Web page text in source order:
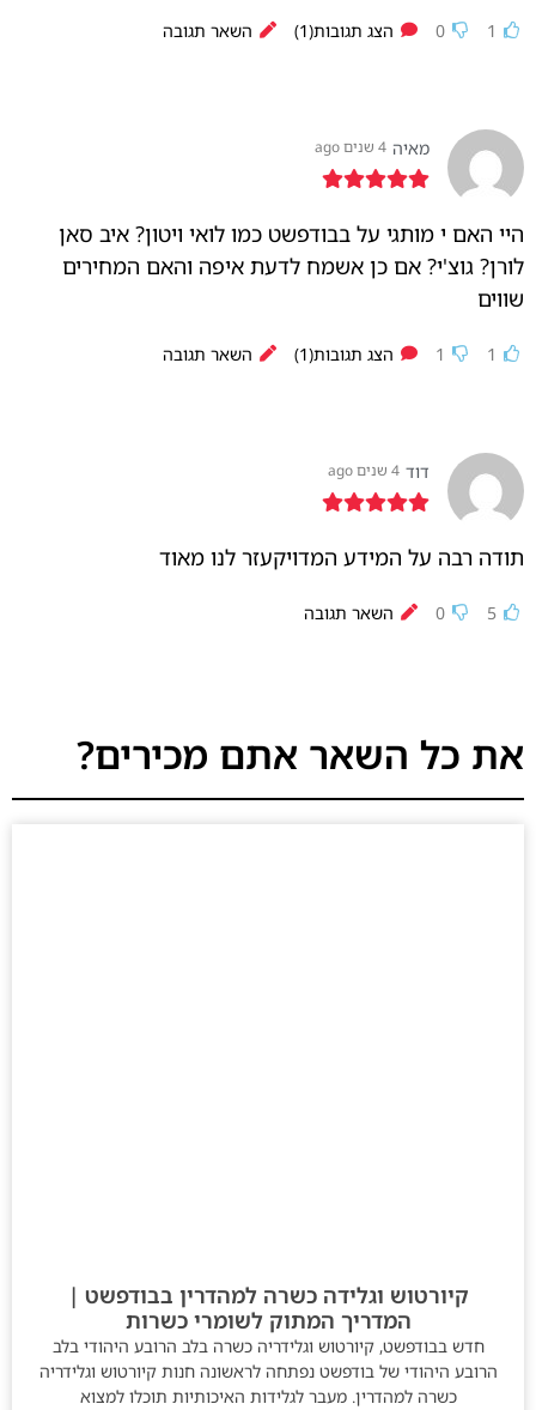
1
0 הצג תגובות(1) השאר תגובה
מאיה 4 שנים ago
היי האם י מותגי על בבודפשט כמו לואי ויטון? איב סאן
לורן? גוצ'י? אם כן אשמח לדעת איפה והאם המחירים
שווים
1
1 הצג תגובות(1) השאר תגובה
דוד 4 שנים ago
תודה רבה על המידע המדויקעזר לנו מאוד
5
0 השאר תגובה
את כל השאר אתם מכירים?
קיורטוש וגלידה כשרה למהדרין בבודפשט |
המדריך המתוק לשומרי כשרות
חדש בבודפשט, קיורטוש וגלידריה כשרה בלב הרובע היהודי בלב
הרובע היהודי של בודפשט נפתחה לראשונה חנות קיורטוש וגלידריה
כשרה למהדרין. מעבר לגלידות האיכותיות תוכלו למצוא